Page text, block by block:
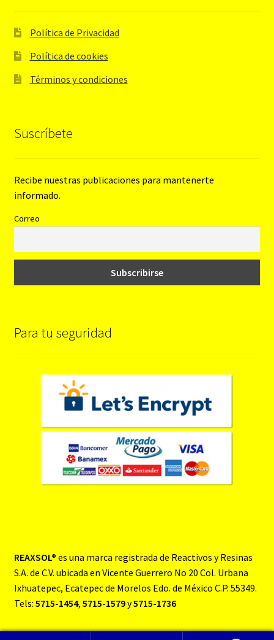
Política de Privacidad
Política de cookies
Términos y condiciones
Suscríbete
Recibe nuestras publicaciones para mantenerte
informado.
Correo
Para tu seguridad
REAXSOL® es una marca registrada de Reactivos y Resinas
S.A. de C.V. ubicada en Vicente Guerrero No 20 Col. Urbana
Ixhuatepec, Ecatepec de Morelos Edo. de México C.P. 55349.
Tels: 5715-1454, 5715-1579y5715-1736